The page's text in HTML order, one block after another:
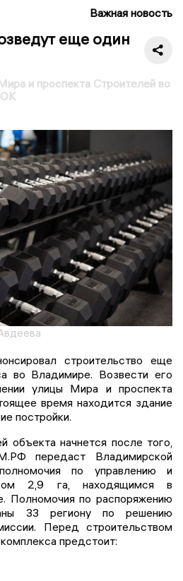
Важная новость
еще один
и проспекта Строителей во
строительство еще
во Владимире. Возвести его
улицы Мира и проспекта
время находится здание
постройки.
объекта начнется после того,
передаст Владимирской
по управлению и
2,9 га, находящимся в
Полномочия по распоряжению
33 региону по решению
Перед строительством
предстоит: